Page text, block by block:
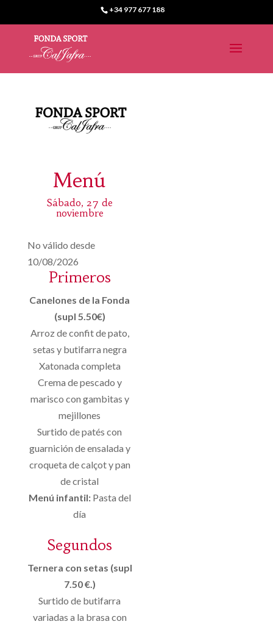
+34 977 677 188
Menú
Sábado, 27 de
noviembre
No válido desde
10/08/2026
Primeros
Canelones de la Fonda
(supl 5.50€)
Arroz de confit de pato,
setas y butifarra negra
Xatonada completa
Crema de pescado y
marisco con gambitas y
mejillones
Surtido de patés con
guarnición de ensalada y
croqueta de calçot y pan
de cristal
Menú infantil:Pasta del
día
Segundos
Ternera con setas (supl
7.50 €.)
Surtido de butifarra
variadas a la brasa con